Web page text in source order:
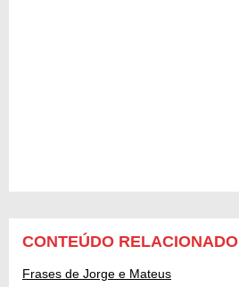
CONTEÚDO RELACIONADO
Frases de Jorge e Mateus